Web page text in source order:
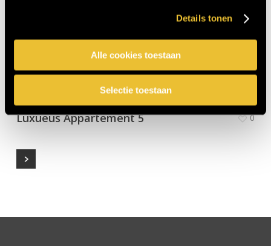
Details tonen
Alle cookies toestaan
Selectie toestaan
Luxueus Appartement 5 0